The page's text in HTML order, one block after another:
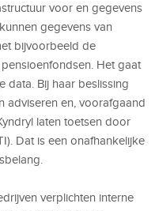
voor en gegevens
gegevens van
bijvoorbeeld de
Het gaat
data. Bij haar beslissing
adviseren en, voorafgaand
laten toetsen door
Dat is een onafhankelijke
verplichten interne